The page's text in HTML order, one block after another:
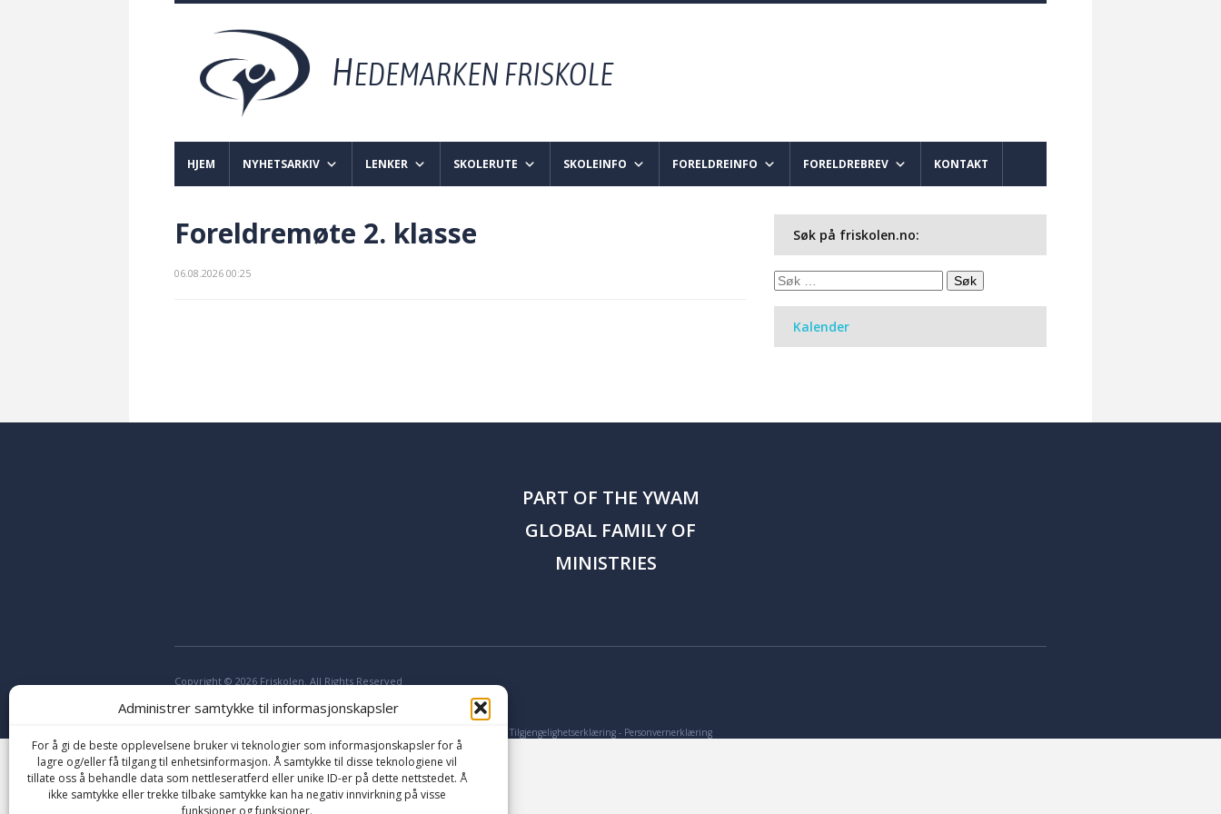
Administrer samtykke til informasjonskapsler
For å gi de beste opplevelsene bruker vi teknologier som informasjonskapsler for å
lagre og/eller få tilgang til enhetsinformasjon. Å samtykke til disse teknologiene vil
tillate oss å behandle data som nettleseratferd eller unike ID-er på dette nettstedet. Å
ikke samtykke eller trekke tilbake samtykke kan ha negativ innvirkning på visse
funksjoner og funksjoner.
HJEM NYHETSARKIV LENKER SKOLERUTE SKOLEINFO FORELDREINFO FORELDREBREV KONTAKT
Foreldremøte 2. klasse
06.08.2026 00:25
Søk på friskolen.no:
Søk
etter:
Kalender
PART OF THE YWAM
GLOBAL FAMILY OF
MINISTRIES
Copyright © 2026 Friskolen. All Rights Reserved
Tilgjengelighetserklæring- Personvernerklæring